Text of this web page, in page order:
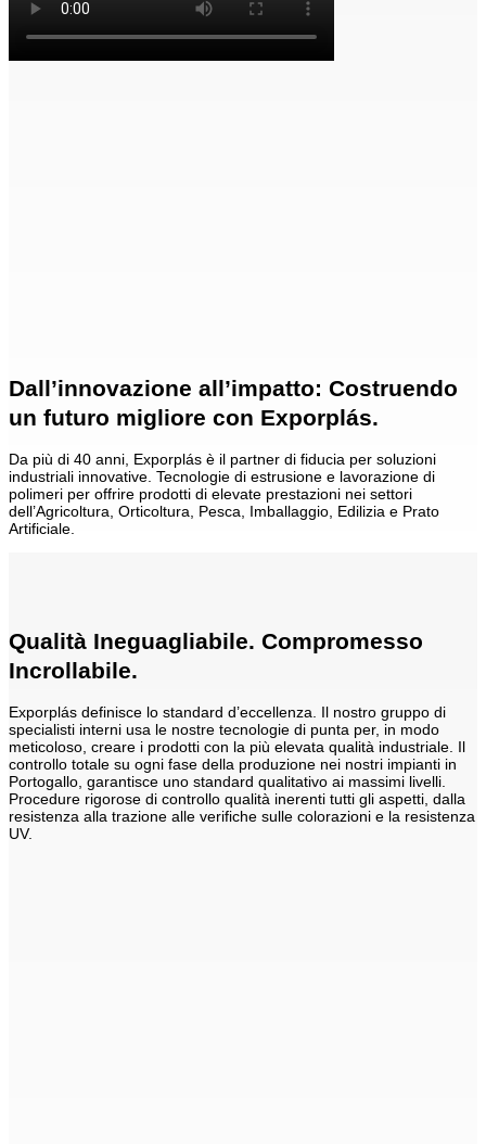
Dall’innovazione all’impatto: Costruendo
un futuro migliore con Exporplás.
Da più di 40 anni, Exporplás è il partner di fiducia per soluzioni
industriali innovative. Tecnologie di estrusione e lavorazione di
polimeri per offrire prodotti di elevate prestazioni nei settori
dell’Agricoltura, Orticoltura, Pesca, Imballaggio, Edilizia e Prato
Artificiale.
Qualità Ineguagliabile. Compromesso
Incrollabile.
Exporplás definisce lo standard d’eccellenza. Il nostro gruppo di
specialisti interni usa le nostre tecnologie di punta per, in modo
meticoloso, creare i prodotti con la più elevata qualità industriale. Il
controllo totale su ogni fase della produzione nei nostri impianti in
Portogallo, garantisce uno standard qualitativo ai massimi livelli.
Procedure rigorose di controllo qualità inerenti tutti gli aspetti, dalla
resistenza alla trazione alle verifiche sulle colorazioni e la resistenza
UV.